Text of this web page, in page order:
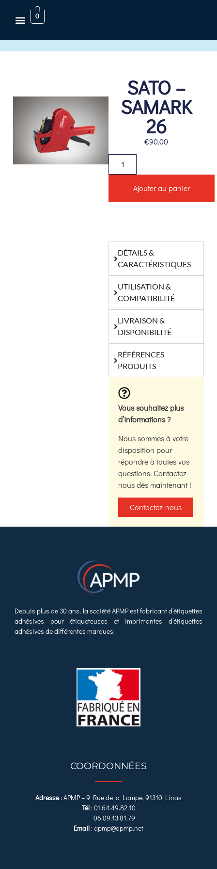
0
SATO –
SAMARK
26
€90.00
Ajouter au panier
DÉTAILS &
CARACTÉRISTIQUES
UTILISATION &
COMPATIBILITÉ
LIVRAISON &
DISPONIBILITÉ
RÉFÉRENCES
PRODUITS
Vous souhaitez plus
d’informations ?
Nous sommes à votre
disposition pour
répondre à toutes vos
questions. Contactez-
nous dès maintenant !
Contactez-nous
Depuis plus de 30 ans, la société APMP est fabricant d’étiquettes
adhésives pour étiqueteuses et imprimantes d’étiquettes
adhésives de différentes marques.
COORDONNÉES
Adresse:APMP – 9 Rue de la Lampe, 91310 Linas
Tél:01.64.49.82.10
06.09.13.81.79
Email :apmp@apmp.net